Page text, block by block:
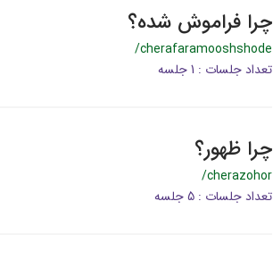
چرا فراموش شده؟
/cherafaramooshshode
تعداد جلسات : 1 جلسه
چرا ظهور؟
/cherazohor
تعداد جلسات : 5 جلسه